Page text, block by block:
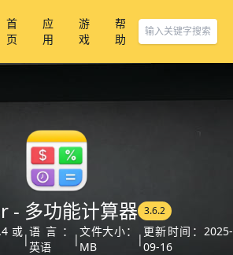
首
页
应
用
游
戏
帮
助
- 多功能计算器 3.6.2
或
|
语言：
英语
|
文件大小：
MB
|
更新时间：2025-
09-16